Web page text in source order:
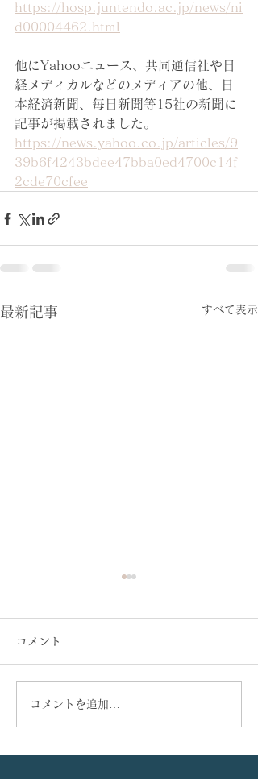
https://hosp.juntendo.ac.jp/news/ni
d00004462.html
他にYahooニュース、共同通信社や日
経メディカルなどのメディアの他、日
本経済新聞、毎日新聞等15社の新聞に
記事が掲載されました。
https://news.yahoo.co.jp/articles/9
39b6f4243bdee47bba0ed4700c14f
2cde70cfee
最新記事 すべて表示
当科大学院生、泉 宜秀先
コメント
コメントを追加…